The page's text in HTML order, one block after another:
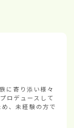
に寄り添い様々
ロデュースして
、未経験の方で